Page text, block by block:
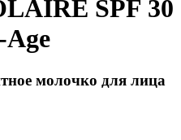
SPF 30
молочко для лица